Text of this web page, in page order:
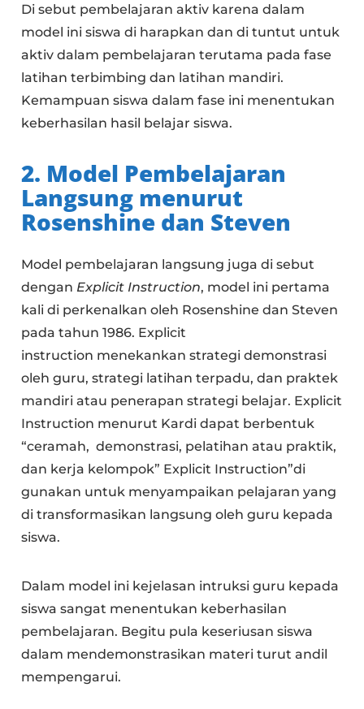
Di sebut pembelajaran aktiv karena dalam
model ini siswa di harapkan dan di tuntut untuk
aktiv dalam pembelajaran terutama pada fase
latihan terbimbing dan latihan mandiri.
Kemampuan siswa dalam fase ini menentukan
keberhasilan hasil belajar siswa.
2. Model Pembelajaran
Langsung menurut
Rosenshine dan Steven
Model pembelajaran langsung juga di sebut
dengan Explicit Instruction, model ini pertama
kali di perkenalkan oleh Rosenshine dan Steven
pada tahun 1986. Explicit
instruction menekankan strategi demonstrasi
oleh guru, strategi latihan terpadu, dan praktek
mandiri atau penerapan strategi belajar. Explicit
Instruction menurut Kardi dapat berbentuk
“ceramah, demonstrasi, pelatihan atau praktik,
dan kerja kelompok” Explicit Instruction”di
gunakan untuk menyampaikan pelajaran yang
di transformasikan langsung oleh guru kepada
siswa.
Dalam model ini kejelasan intruksi guru kepada
siswa sangat menentukan keberhasilan
pembelajaran. Begitu pula keseriusan siswa
dalam mendemonstrasikan materi turut andil
mempengarui.